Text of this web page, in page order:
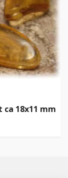
18x11 mm